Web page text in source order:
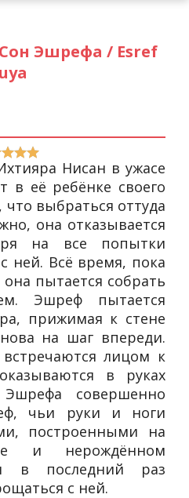
Эшрефа / Esref
Нисан в ужасе
в её ребёнке своего
что выбраться оттуда
она отказывается
на все попытки
ней. Всё время, пока
пытается собрать
Эшреф пытается
прижимая к стене
на шаг впереди.
лицом к
в руках
Эшрефа совершенно
чьи руки и ноги
построенными на
и нерождённом
в последний раз
с ней.